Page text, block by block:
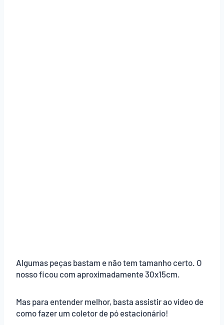
Algumas peças bastam e não tem tamanho certo. O
nosso ficou com aproximadamente 30x15cm.
Mas para entender melhor, basta assistir ao vídeo de
como fazer um coletor de pó estacionário!